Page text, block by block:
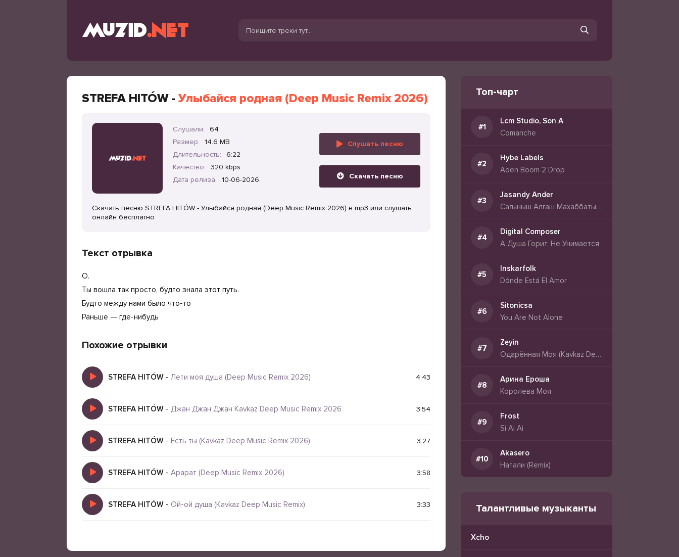
STREFA HITÓW - Улыбайся родная (Deep Music Remix 2026)
Слушали:
64
Размер:
14.6 MB
Длительность:
6:22
Качество:
320 kbps
Дата релиза:
10-06-2026
Слушать песню
Скачать песню
Скачать песню STREFA HITÓW - Улыбайся родная (Deep Music Remix 2026) в mp3 или слушать
онлайн бесплатно
Текст отрывка
О.
Ты вошла так просто, будто знала этот путь.
Будто между нами было что-то
Раньше — где-нибудь
Похожие отрывки
STREFA HITÓW - Лети моя душа (Deep Music Remix 2026) 4:43
STREFA HITÓW - Джан Джан Джан Kavkaz Deep Music Remix 2026 3:54
STREFA HITÓW - Есть ты (Kavkaz Deep Music Remix 2026) 3:27
STREFA HITÓW - Арарат (Deep Music Remix 2026) 3:58
STREFA HITÓW - Ой-ой душа (Kavkaz Deep Music Remix) 3:33
Топ-чарт
Lcm Studio, Son A
Comanche
Hybe Labels
Aoen Boom 2 Drop
Jasandy Ander
Сағыныш Алғаш Махаббатын Сағынғандар Үшін
Digital Composer
А Душа Горит, Не Унимается
Inskarfolk
Dónde Está El Amor
Sitonicsa
You Are Not Alone
Zeyin
Одарённая Моя (Kavkaz Deep House)
Арина Ероша
Королева Моя
Frost
Si Ai Ai
Akasero
Натали (Remix)
Талантливые музыканты
Xcho